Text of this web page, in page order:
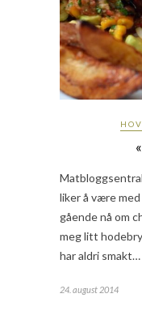
liker å være
gående nå om
meg litt
har aldri smakt…
24. august 2014